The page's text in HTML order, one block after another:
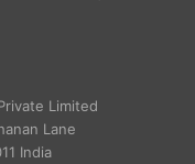
Limited
Lane
India